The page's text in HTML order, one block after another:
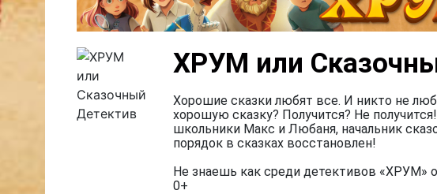
ХРУМ или
Хорошие сказки любят все. И никто не
хорошую сказку? Получится? Не
школьники Макс и Любаня, начальник
порядок в сказках восстановлен!
Не знаешь как среди детективов «ХРУМ»
0+